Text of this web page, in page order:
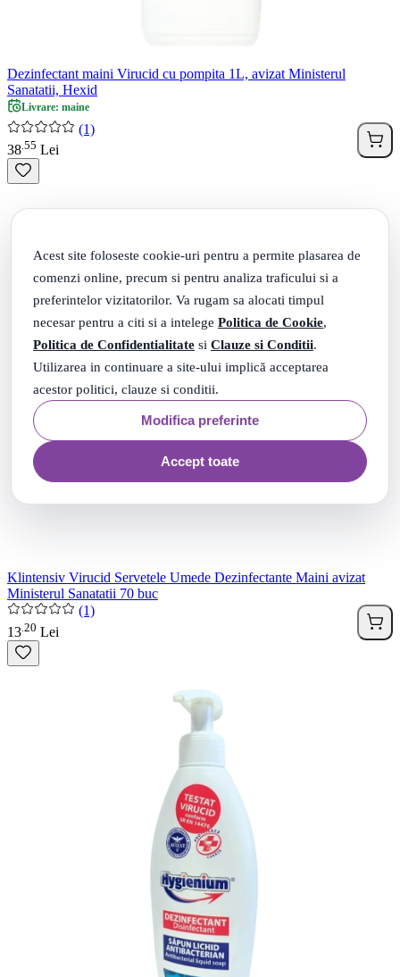
Acest site foloseste cookie-uri pentru a permite plasarea de
comenzi online, precum si pentru analiza traficului si a
preferintelor vizitatorilor. Va rugam sa alocati timpul
necesar pentru a citi si a intelege Politica de Cookie,
Politica de Confidentialitate si Clauze si Conditii.
Utilizarea in continuare a site-ului implică acceptarea
acestor politici, clauze si conditii.
Modifica preferinte
Accept toate
Dezinfectant maini Virucid cu pompita 1L, avizat Ministerul
Sanatatii, Hexid
Livrare: maine
(1)
38 55 Lei
Klintensiv Virucid Servetele Umede Dezinfectante Maini avizat
Ministerul Sanatatii 70 buc
(1)
13 20 Lei